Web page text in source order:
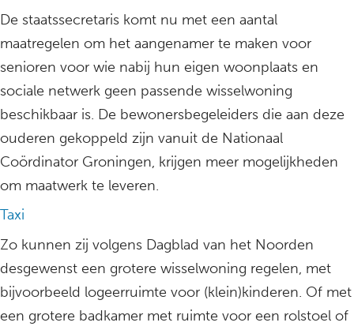
De staatssecretaris komt nu met een aantal
maatregelen om het aangenamer te maken voor
senioren voor wie nabij hun eigen woonplaats en
sociale netwerk geen passende wisselwoning
beschikbaar is. De bewonersbegeleiders die aan deze
ouderen gekoppeld zijn vanuit de Nationaal
Coördinator Groningen, krijgen meer mogelijkheden
om maatwerk te leveren.
Taxi
Zo kunnen zij volgens Dagblad van het Noorden
desgewenst een grotere wisselwoning regelen, met
bijvoorbeeld logeerruimte voor (klein)kinderen. Of met
een grotere badkamer met ruimte voor een rolstoel of